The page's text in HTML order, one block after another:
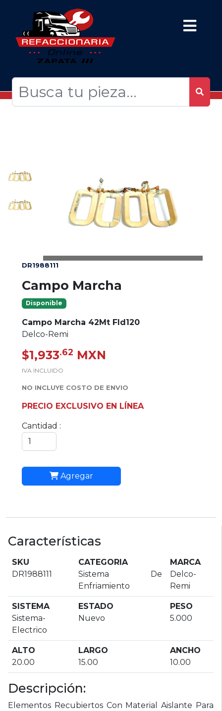
DR1988111
Campo Marcha
Disponible
Campo Marcha 42Mt Fld120
Delco-Remi
$1,933.62 MXN
IVA INCLUIDO
NO INCLUYE COSTO DE ENVIO
PRECIO EXCLUSIVO EN LÍNEA
Cantidad :
Agregar
Características
SKU
DR1988111
CATEGORIA
Sistema De
Enfriamiento
MARCA
Delco-
Remi
SISTEMA
Sistema-
Electrico
ESTADO
Nuevo
PESO
5.000
ALTO
20.00
LARGO
15.00
ANCHO
10.00
Descripción:
Elementos Recubiertos Con Material Aislante Para